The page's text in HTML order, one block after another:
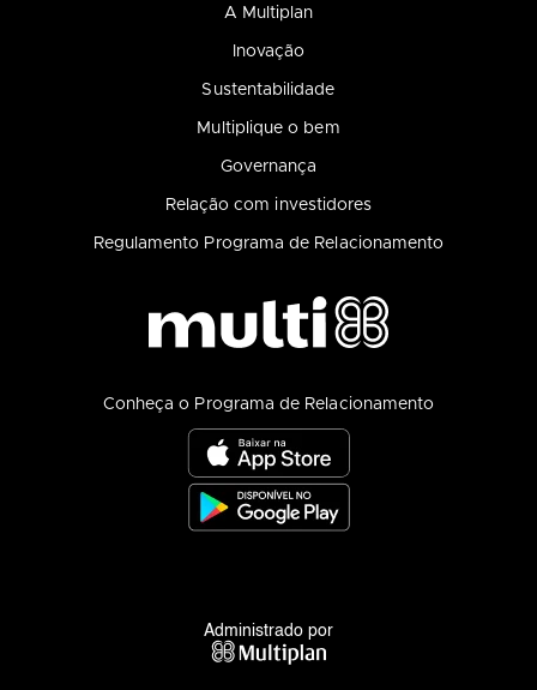
A Multiplan
Inovação
Sustentabilidade
Multiplique o bem
Governança
Relação com investidores
Regulamento Programa de Relacionamento
Conheça o Programa de Relacionamento
Administrado por